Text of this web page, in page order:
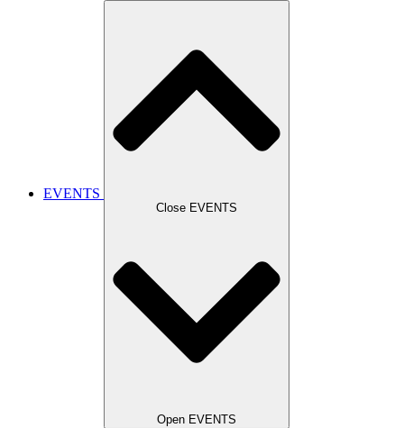
EVENTS
Close EVENTS
Open EVENTS